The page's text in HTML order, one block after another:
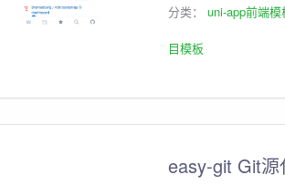
分类：uni-app前端模
目模板
easy-git Git